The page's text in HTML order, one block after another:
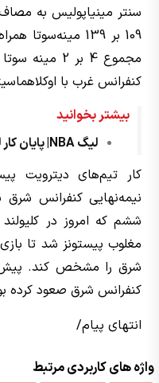
سنتر مینیاپولیس به
109 بر 139
مجموع 4 بر
کنفرانس غرب با
بیشتر بخوانید
لیگ NBA| پایان کار لیکرز با شکست مقابل تاندر
کار تیم‌های دیترویت
نیمه‌نهایی کنفرانس
مغلوب پیستونز شد تا
شرق را مشخص کند. پیش
کنفرانس شرق صعود کرده
انتهای پیام/
واژه های کاربردی مرتبط